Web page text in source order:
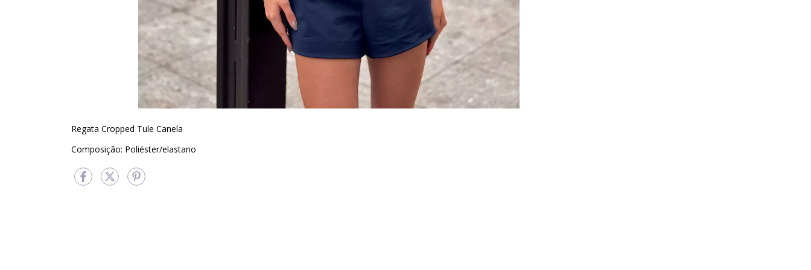
Regata Cropped Tule Canela
Composição: Poliéster/elastano